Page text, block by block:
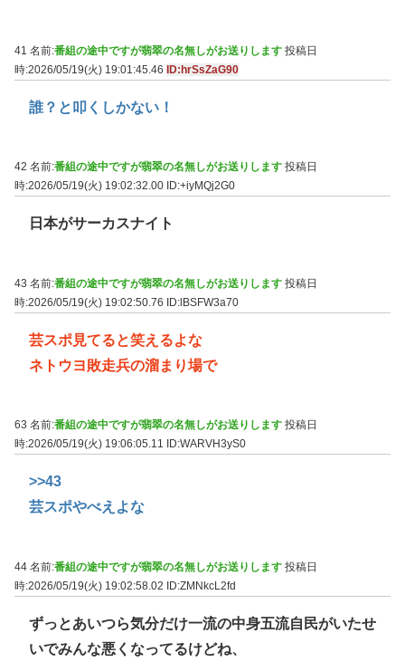
41 名前:番組の途中ですが翡翠の名無しがお送りします 投稿日
時:2026/05/19(火) 19:01:45.46 ID:hrSsZaG90
誰？と叩くしかない！
42 名前:番組の途中ですが翡翠の名無しがお送りします 投稿日
時:2026/05/19(火) 19:02:32.00 ID:+iyMQj2G0
日本がサーカスナイト
43 名前:番組の途中ですが翡翠の名無しがお送りします 投稿日
時:2026/05/19(火) 19:02:50.76 ID:lBSFW3a70
芸スポ見てると笑えるよな
ネトウヨ敗走兵の溜まり場で
63 名前:番組の途中ですが翡翠の名無しがお送りします 投稿日
時:2026/05/19(火) 19:06:05.11
ID:WARVH3yS0
>>43
芸スポやべえよな
44 名前:番組の途中ですが翡翠の名無しがお送りします 投稿日
時:2026/05/19(火) 19:02:58.02
ID:ZMNkcL2fd
ずっとあいつら気分だけ一流の中身五流自民がいたせ
いでみんな悪くなってるけどね、